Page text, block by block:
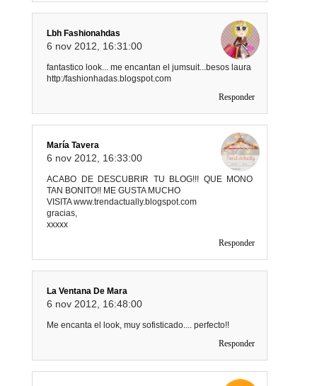
Lbh Fashionahdas
6 nov 2012, 16:31:00
fantastico look... me encantan el jumsuit...besos laura
http:/fashionhadas.blogspot.com
Responder
María Tavera
6 nov 2012, 16:33:00
ACABO DE DESCUBRIR TU BLOG!!! QUE MONO
TAN BONITO!! ME GUSTA MUCHO
VISITA www.trendactually.blogspot.com
gracias,
xxxxx
Responder
La Ventana De Mara
6 nov 2012, 16:48:00
Me encanta el look, muy sofisticado.... perfecto!!
Responder